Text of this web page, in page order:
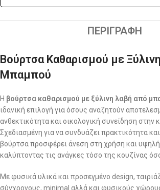
ΠΕΡΙΓΡΑΦΉ
Βούρτσα Καθαρισμού με
Μπαμπού
Η βούρτσα καθαρισμού με ξύλινη λαβή από
ιδανική επιλογή για όσους αναζητούν
ανθεκτικότητα και οικολογική συνείδηση στην
Σχεδιασμένη για να συνδυάζει πρακτικότητα
βούρτσα προσφέρει άνεση στη χρήση και
καλύπτοντας τις ανάγκες τόσο της κουζίνας
Με φυσικά υλικά και προσεγμένο design,
σύγχρονους, minimal αλλά και φυσικούς